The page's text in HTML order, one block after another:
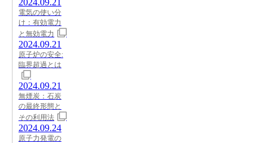
2024.09.21
電気の使い分
け：有効電力
と無効電力
2024.09.21
原子炉の安全:
臨界超過とは
2024.09.21
無煙炭：石炭
の最終形態と
その利用法
2024.09.24
原子力発電の